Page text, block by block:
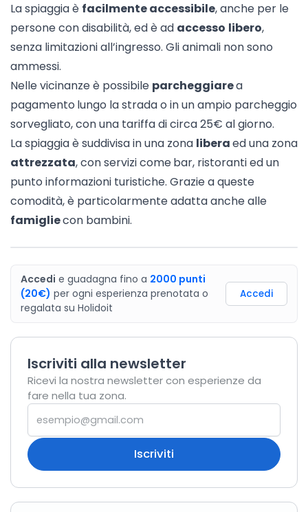
La spiaggia è facilmente accessibile, anche per le
persone con disabilità, ed è ad accesso libero,
senza limitazioni all’ingresso. Gli animali non sono
ammessi.
Nelle vicinanze è possibile parcheggiarea
pagamento lungo la strada o in un ampio parcheggio
sorvegliato, con una tariffa di circa 25€ al giorno.
La spiaggia è suddivisa in una zona liberaed una zona
attrezzata, con servizi comebar, ristoranti ed un
punto informazioni turistiche. Grazie a queste
comodità, è particolarmente adatta anche alle
famigliecon bambini.
Accedi e guadagna fino a 2000 punti
(20€) per ogni esperienza prenotata o
regalata su Holidoit
Accedi
Iscriviti alla newsletter
Ricevi la nostra newsletter con esperienze da
fare nella tua zona.
Iscriviti